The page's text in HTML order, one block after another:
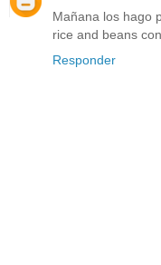
Mañana los hago
rice and beans
Responder